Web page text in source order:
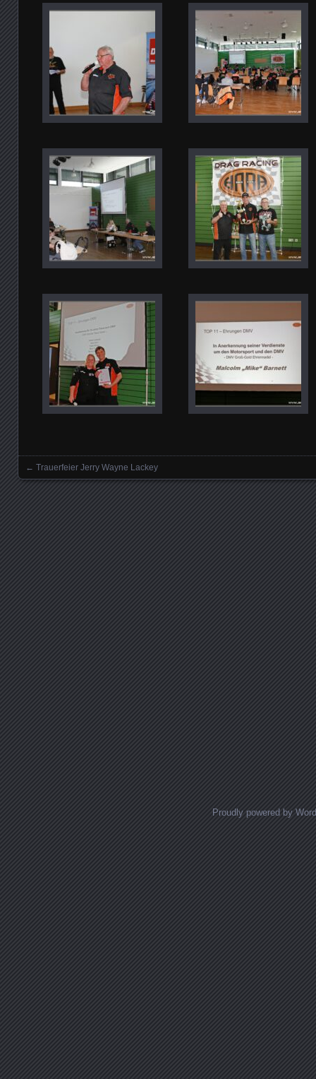
Posts navigation
← Trauerfeier Jerry Wayne Lackey
Proudly powered by